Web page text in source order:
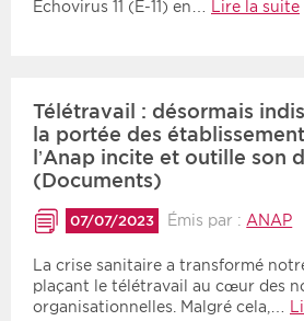
Echovirus 11 (E-11) en… Lire la suite
Télétravail : désormais
la portée des
l’Anap incite et outille son
(Documents)
07/07/2023 Émis par : ANAP
La crise sanitaire a transformé
plaçant le télétravail au cœur des
organisationnelles. Malgré cela,…